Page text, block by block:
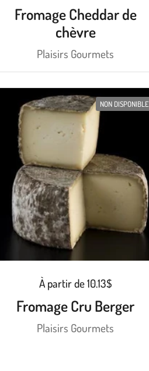
Fromage Cheddar de
chèvre
Plaisirs Gourmets
À partir de 10.13$
Fromage Cru Berger
Plaisirs Gourmets
NON DISPONIBLE